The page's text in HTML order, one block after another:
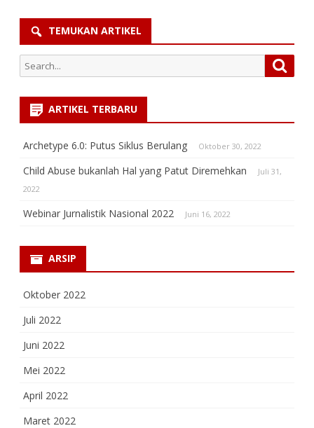
TEMUKAN ARTIKEL
Search
for:
ARTIKEL TERBARU
Archetype 6.0: Putus Siklus Berulang Oktober 30, 2022
Child Abuse bukanlah Hal yang Patut Diremehkan
Juli 31,
2022
Webinar Jurnalistik Nasional 2022 Juni 16, 2022
ARSIP
Oktober 2022
Juli 2022
Juni 2022
Mei 2022
April 2022
Maret 2022